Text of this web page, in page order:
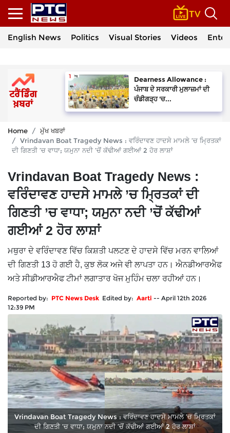
English News Politics Visual Stories Videos
Dearness Allowance :
ਪੰਜਾਬ ਦੇ ਸਰਕਾਰੀ ਮੁਲਾਜ਼ਮਾਂ ਦੀ
ਚੰਡੀਗੜ੍ਹ 'ਚ...
Home
ਮੁੱਖ ਖਬਰਾਂ
Vrindavan Boat Tragedy News : ਵਰਿੰਦਾਵਣ ਹਾਦਸੇ ਮਾਮਲੇ ’ਚ ਮ੍ਰਿਤਕਾਂ
ਦੀ ਗਿਣਤੀ ’ਚ ਵਾਧਾ; ਯਮੁਨਾ ਨਦੀ ’ਚੋਂ ਕੱਢੀਆਂ ਗਈਆਂ 2 ਹੋਰ ਲਾਸ਼ਾਂ
Vrindavan Boat Tragedy News :
ਵਰਿੰਦਾਵਣ ਹਾਦਸੇ ਮਾਮਲੇ ’ਚ ਮ੍ਰਿਤਕਾਂ ਦੀ
ਗਿਣਤੀ ’ਚ ਵਾਧਾ; ਯਮੁਨਾ ਨਦੀ ’ਚੋਂ ਕੱਢੀਆਂ
ਗਈਆਂ 2 ਹੋਰ ਲਾਸ਼ਾਂ
ਮਥੁਰਾ ਦੇ ਵਰਿੰਦਾਵਣ ਵਿੱਚ ਕਿਸ਼ਤੀ ਪਲਟਣ ਦੇ ਹਾਦਸੇ ਵਿੱਚ ਮਰਨ ਵਾਲਿਆਂ
ਦੀ ਗਿਣਤੀ 13 ਹੋ ਗਈ ਹੈ, ਕੁਝ ਲੋਕ ਅਜੇ ਵੀ ਲਾਪਤਾ ਹਨ। ਐਨਡੀਆਰਐਫ
ਅਤੇ ਸੀਡੀਆਰਐਫ ਟੀਮਾਂ ਲਗਾਤਾਰ ਖੋਜ ਮੁਹਿੰਮ ਚਲਾ ਰਹੀਆਂ ਹਨ।
Reported by: PTC News Desk Edited by: Aarti -- April 12th 2026
12:39 PM
Vrindavan Boat Tragedy News : ਵਰਿੰਦਾਵਣ ਹਾਦਸੇ ਮਾਮਲੇ ’ਚ ਮ੍ਰਿਤਕਾਂ
ਦੀ ਗਿਣਤੀ ’ਚ ਵਾਧਾ; ਯਮੁਨਾ ਨਦੀ ’ਚੋਂ ਕੱਢੀਆਂ ਗਈਆਂ 2 ਹੋਰ ਲਾਸ਼ਾਂ